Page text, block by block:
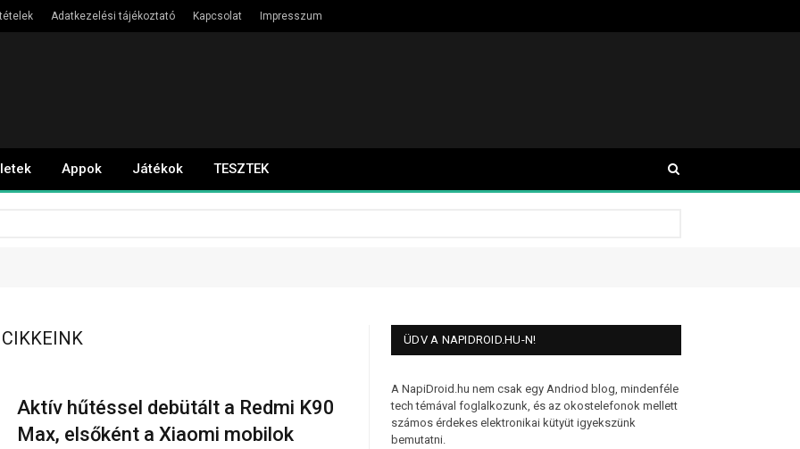
Adatkezelési tájékoztató Kapcsolat Impresszum
Appok Játékok TESZTEK
Aktív hűtéssel debütált a Redmi K90
Max, elsőként a Xiaomi mobilok
ÜDV A NAPIDROID.HU-N!
A NapiDroid.hu nem csak egy Andriod blog, mindenféle
tech témával foglalkozunk, és az okostelefonok mellett
számos érdekes elektronikai kütyüt igyekszünk
bemutatni.